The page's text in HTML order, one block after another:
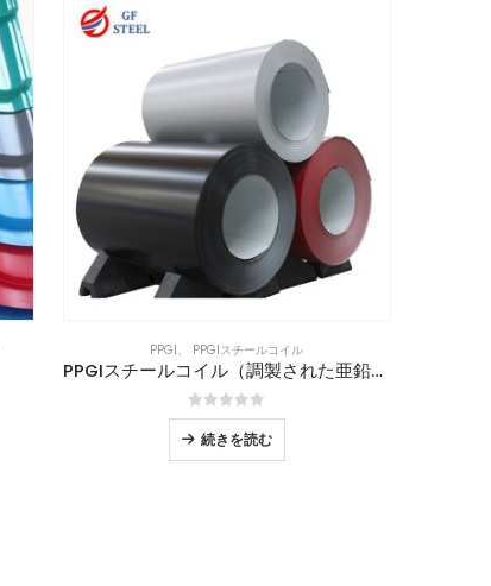
PPGI、 PPGIスチールコイル
PPGIスチールコイル（調製された亜鉛メッキスチールコイル）
05つのうち
続きを読む